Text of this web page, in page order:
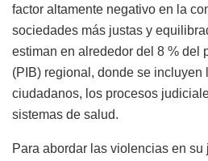
factor altamente negativo en la
sociedades más justas y
estiman en alrededor del 8 % del
(PIB) regional, donde se incluyen
ciudadanos, los procesos
sistemas de salud.
Para abordar las violencias en